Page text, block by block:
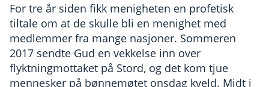
For tre år siden fikk menigheten en profetisk
tiltale om at de skulle bli en menighet med
medlemmer fra mange nasjoner. Sommeren
2017 sendte Gud en vekkelse inn over
flyktningmottaket på Stord, og det kom tjue
mennesker på bønnemøtet onsdag kveld. Midt i